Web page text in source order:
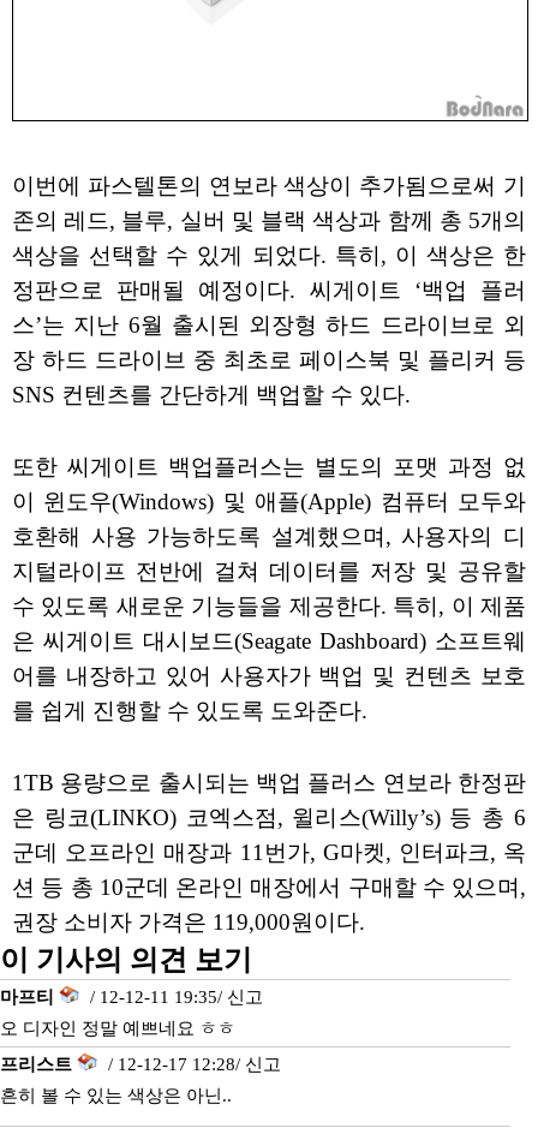
이번에 파스텔톤의 연보라 색상이 추가됨으로써 기
존의 레드, 블루, 실버 및 블랙 색상과 함께 총 5개의
색상을 선택할 수 있게 되었다. 특히, 이 색상은 한
정판으로 판매될 예정이다. 씨게이트 ‘백업 플러
스’는 지난 6월 출시된 외장형 하드 드라이브로 외
장 하드 드라이브 중 최초로 페이스북 및 플리커 등
SNS 컨텐츠를 간단하게 백업할 수 있다.
또한 씨게이트 백업플러스는 별도의 포맷 과정 없
이 윈도우(Windows) 및 애플(Apple) 컴퓨터 모두와
호환해 사용 가능하도록 설계했으며, 사용자의 디
지털라이프 전반에 걸쳐 데이터를 저장 및 공유할
수 있도록 새로운 기능들을 제공한다. 특히, 이 제품
은 씨게이트 대시보드(Seagate Dashboard) 소프트웨
어를 내장하고 있어 사용자가 백업 및 컨텐츠 보호
를 쉽게 진행할 수 있도록 도와준다.
1TB 용량으로 출시되는 백업 플러스 연보라 한정판
은 링코(LINKO) 코엑스점, 윌리스(Willy’s) 등 총 6
군데 오프라인 매장과 11번가, G마켓, 인터파크, 옥
션 등 총 10군데 온라인 매장에서 구매할 수 있으며,
권장 소비자 가격은 119,000원이다.
이 기사의 의견 보기
마프티 / 12-12-11 19:35/ 신고
오 디자인 정말 예쁘네요 ㅎㅎ
프리스트
/ 12-12-17 12:28/ 신고
흔히 볼 수 있는 색상은 아닌..